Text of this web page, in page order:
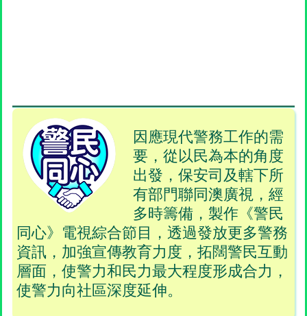
因應現代警務工作的需
要，從以民為本的角度
出發，保安司及轄下所
有部門聯同澳廣視，經
多時籌備，製作《警民
同心》電視綜合節目，透過發放更多警務
資訊，加強宣傳教育力度，拓闊警民互動
層面，使警力和民力最大程度形成合力，
使警力向社區深度延伸。